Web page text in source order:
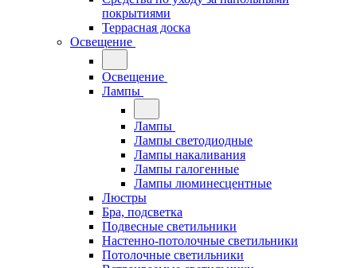
покрытиями
Террасная доска
Освещение
Освещение
Лампы
Лампы
Лампы светодиодные
Лампы накаливания
Лампы галогенные
Лампы люминесцентные
Люстры
Бра, подсветка
Подвесные светильники
Настенно-потолочные светильники
Потолочные светильники